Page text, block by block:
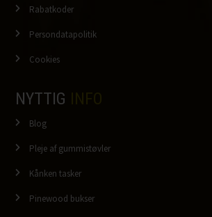
Rabatkoder
Persondatapolitik
Cookies
NYTTIG
Blog
Pleje af gummistøvler
Kånken tasker
Pinewood bukser